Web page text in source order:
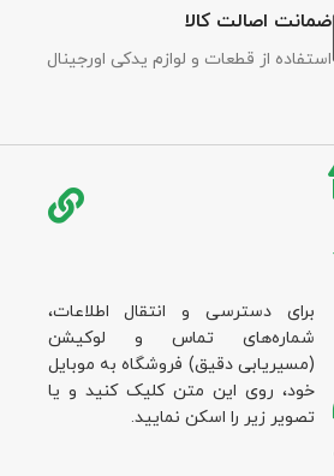
ضمانت اصالت کالا
استفاده از قطعات و لوازم یدکی اورجینال
برای دسترسی و انتقال اطلاعات،
شماره‌های تماس و لوکیشن
(مسیریابی دقیق) فروشگاه به موبایل
خود، روی این متن کلیک کنید و یا
تصویر زیر را اسکن نمایید.